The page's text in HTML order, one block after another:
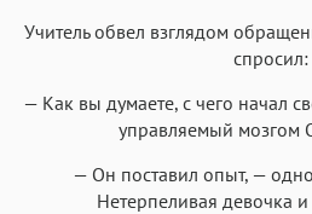
Учитель обвел взглядом
спросил:
— Как вы думаете, с чего начал
управляемый мозгом
— Он поставил опыт, —
Нетерпеливая девочка